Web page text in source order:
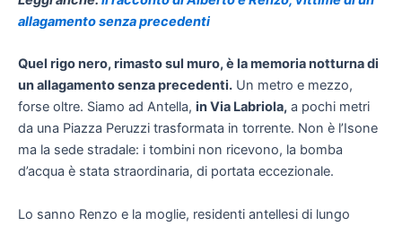
allagamento senza precedenti
Quel rigo nero, rimasto sul muro, è la memoria notturna di
un allagamento senza precedenti. Un metro e mezzo,
forse oltre. Siamo ad Antella, in Via Labriola, a pochi metri
da una Piazza Peruzzi trasformata in torrente. Non è l’Isone
ma la sede stradale: i tombini non ricevono, la bomba
d’acqua è stata straordinaria, di portata eccezionale.
Lo sanno Renzo e la moglie, residenti antellesi di lungo